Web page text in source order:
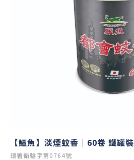
【鱷魚】淡煙蚊香｜60卷 鐵罐裝
環署衛輸字第0764號